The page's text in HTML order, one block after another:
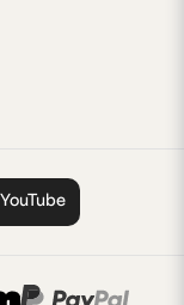
YouTube